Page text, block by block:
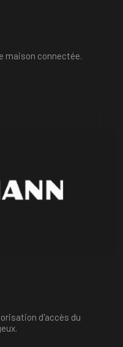
maison connectée.
d'accès du